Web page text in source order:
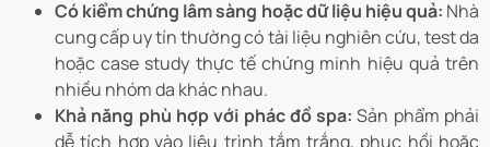
Có kiểm chứng lâm sàng hoặc dữ liệu hiệu quả: Nhà
cung cấp uy tín thường có tài liệu nghiên cứu, test da
hoặc case study thực tế chứng minh hiệu quả trên
nhiều nhóm da khác nhau.
Khả năng phù hợp với phác đồ spa: Sản phẩm phải
dễ tích hợp vào liệu trình tắm trắng, phục hồi hoặc